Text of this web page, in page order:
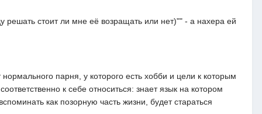
стоит ли мне её возращать или нет)"" - а нахера ей
парня, у которого есть хобби и цели к которым
к себе относиться: знает язык на котором
как позорную часть жизни, будет стараться